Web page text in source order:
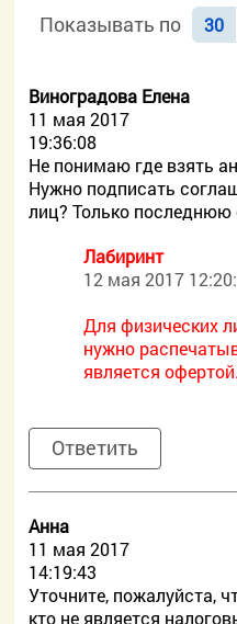
Показывать по 30
Виноградова Елена
11 мая 2017
19:36:08
Не понимаю где взять
Нужно подписать
лиц? Только последнюю
Лабиринт
12 мая 2017
Для физических
нужно
является офертой.
Ответить
Aнна
11 мая 2017
14:19:43
Уточните, пожалуйста,
кто не является